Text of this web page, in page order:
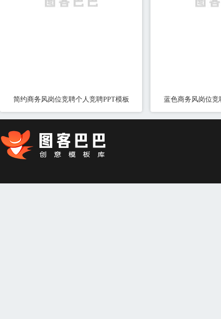
简约商务风岗位竞聘个人竞聘PPT模板 蓝色商务风岗位竞